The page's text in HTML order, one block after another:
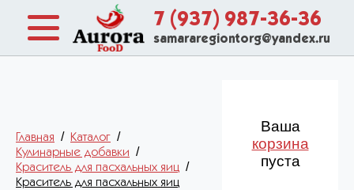
7 (937) 987-36-36
samararegiontorg@yandex.ru
Главная / Каталог /
Кулинарные добавки /
Краситель для пасхальных яиц /
Краситель для пасхальных яиц
Ваша
корзина
пуста